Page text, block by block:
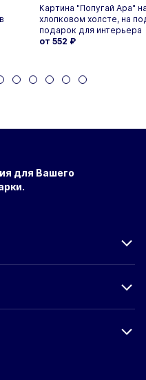
Картина "Попугай Ара"
хлопковом холсте, на
подарок для интерьера
от 552 ₽
для Вашего